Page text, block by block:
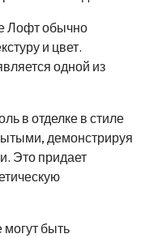
Лофт обычно
и цвет.
одной из
в отделке в стиле
демонстрируя
Это придает
быть